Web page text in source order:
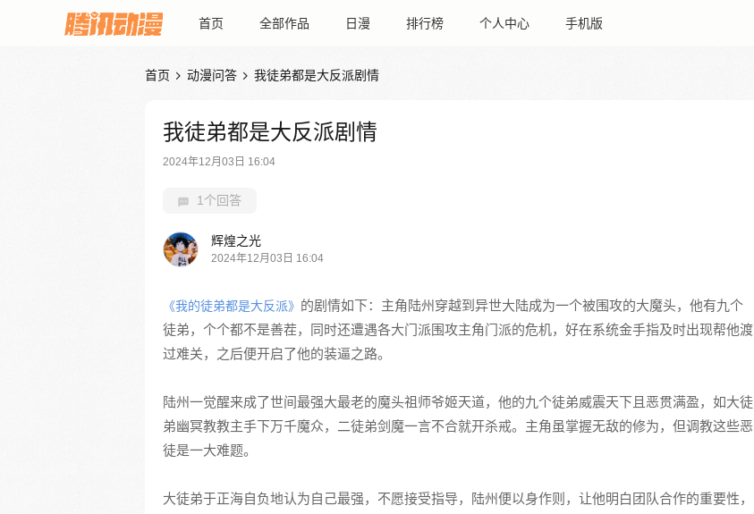
首页 全部作品 日漫 排行榜 个人中心 手机版
首页  动漫问答  我徒弟都是大反派剧情
我徒弟都是大反派剧情
2024年12月03日 16:04
1个回答
辉煌之光
2024年12月03日 16:04
《我的徒弟都是大反派》 的剧情如下：主角陆州穿越到异世大陆成为一个被围攻的大魔头，他有九个
徒弟，个个都不是善茬，同时还遭遇各大门派围攻主角门派的危机，好在系统金手指及时出现帮他渡
过难关，之后便开启了他的装逼之路。
陆州一觉醒来成了世间最强大最老的魔头祖师爷姬天道，他的九个徒弟威震天下且恶贯满盈，如大徒
弟幽冥教教主手下万千魔众，二徒弟剑魔一言不合就开杀戒。主角虽掌握无敌的修为，但调教这些恶
徒是一大难题。
大徒弟于正海自负地认为自己最强，不愿接受指导，陆州便以身作则，让他明白团队合作的重要性，